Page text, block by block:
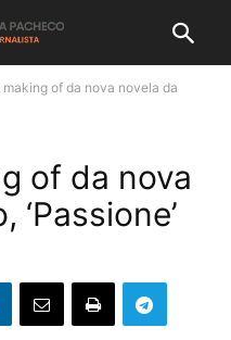
of da nova novela da
of da nova
‘Passione’